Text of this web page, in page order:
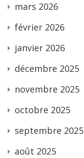
mars 2026
février 2026
janvier 2026
décembre 2025
novembre 2025
octobre 2025
septembre 2025
août 2025